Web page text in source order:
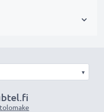
sopii erinomaisesti
Tilaa nyt!
▾